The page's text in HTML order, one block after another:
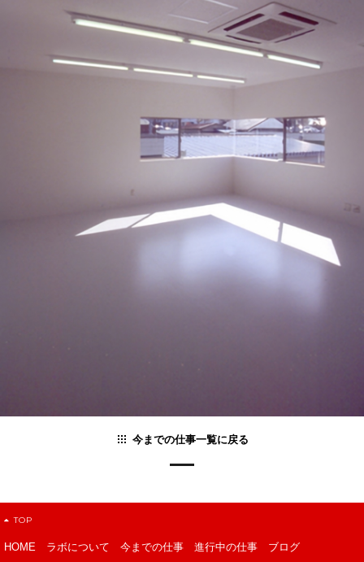
今までの仕事一覧に戻る
HOME ラボについて 今までの仕事 進行中の仕事 ブログ
TOP